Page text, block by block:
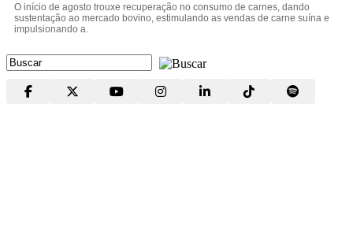
O início de agosto trouxe recuperação no consumo de carnes, dando
sustentação ao mercado bovino, estimulando as vendas de carne suína e
impulsionando a.